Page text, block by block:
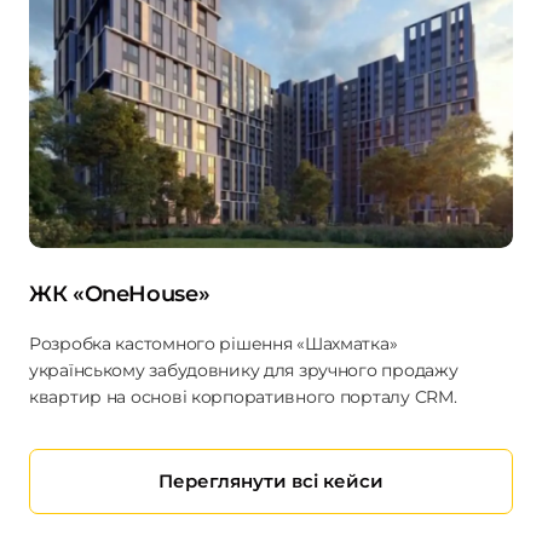
ЖК «OneHouse»
Розробка кастомного рішення «Шахматка»
українському забудовнику для зручного продажу
квартир на основі корпоративного порталу CRM.
Переглянути всі кейси